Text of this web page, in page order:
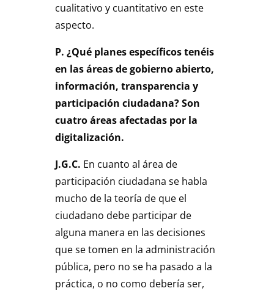
cualitativo y cuantitativo en este
aspecto.
P. ¿Qué planes específicos tenéis
en las áreas de gobierno abierto,
información, transparencia y
participación ciudadana? Son
cuatro áreas afectadas por la
digitalización.
J.G.C. En cuanto al área de
participación ciudadana se habla
mucho de la teoría de que el
ciudadano debe participar de
alguna manera en las decisiones
que se tomen en la administración
pública, pero no se ha pasado a la
práctica, o no como debería ser,